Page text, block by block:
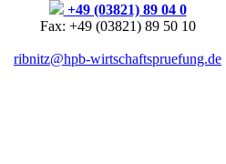
+49 (03821) 89 04 0
Fax: +49 (03821) 89 50 10
ribnitz@hpb-wirtschaftspruefung.de